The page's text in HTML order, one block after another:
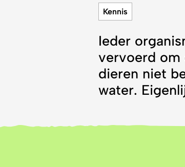
Kennis
Ieder
vervoerd om
dieren niet
water.